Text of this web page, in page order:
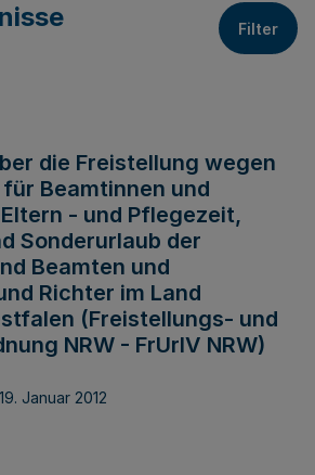
Filter
die Freistellung wegen
Beamtinnen und
- und Pflegezeit,
Sonderurlaub der
Beamten und
Richter im Land
(Freistellungs- und
NRW - FrUrlV NRW)
Januar 2012